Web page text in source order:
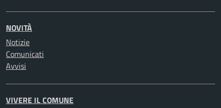
NOVITÀ
Notizie
Comunicati
Avvisi
VIVERE IL COMUNE